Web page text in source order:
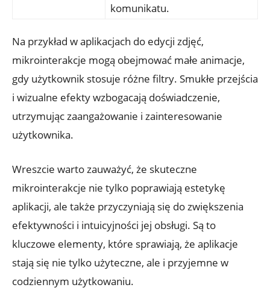
komunikatu.
Na przykład w aplikacjach do edycji zdjęć,
mikrointerakcje mogą obejmować małe animacje,
gdy użytkownik stosuje różne filtry. Smukłe przejścia
i wizualne efekty wzbogacają doświadczenie,
utrzymując zaangażowanie i zainteresowanie
użytkownika.
Wreszcie warto zauważyć, że skuteczne
mikrointerakcje nie tylko poprawiają estetykę
aplikacji, ale także przyczyniają się do zwiększenia
efektywności i intuicyjności jej obsługi. Są to
kluczowe elementy, które sprawiają, że aplikacje
stają się nie tylko użyteczne, ale i przyjemne w
codziennym użytkowaniu.